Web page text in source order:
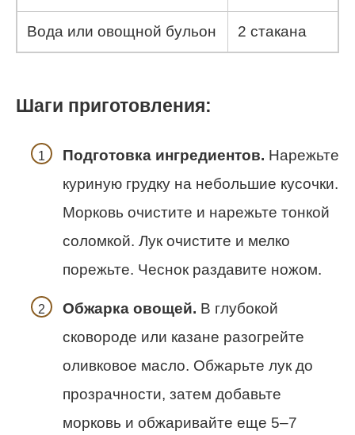
Вода или овощной бульон 2 стакана
Шаги приготовления:
Подготовка ингредиентов. Нарежьте
куриную грудку на небольшие кусочки.
Морковь очистите и нарежьте тонкой
соломкой. Лук очистите и мелко
порежьте. Чеснок раздавите ножом.
Обжарка овощей. В глубокой
сковороде или казане разогрейте
оливковое масло. Обжарьте лук до
прозрачности, затем добавьте
морковь и обжаривайте еще 5–7